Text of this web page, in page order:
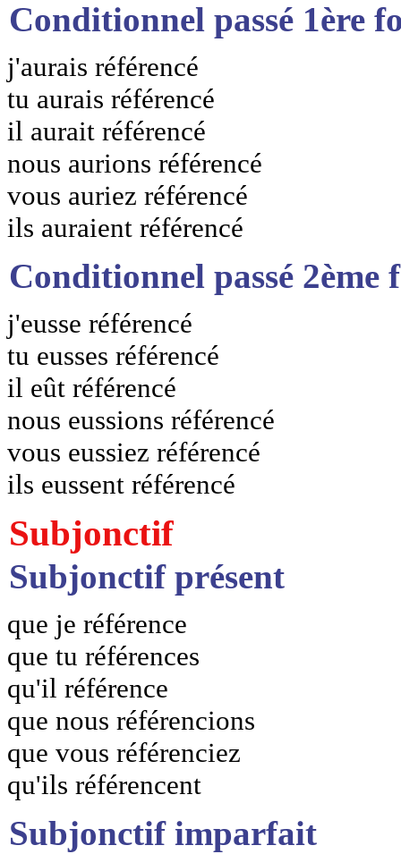
Conditionnel passé 1ère
j'aurais référencé
tu aurais référencé
il aurait référencé
nous aurions référencé
vous auriez référencé
ils auraient référencé
Conditionnel passé 2ème
j'eusse référencé
tu eusses référencé
il eût référencé
nous eussions référencé
vous eussiez référencé
ils eussent référencé
Subjonctif
Subjonctif présent
que je référence
que tu références
qu'il référence
que nous référencions
que vous référenciez
qu'ils référencent
Subjonctif imparfait